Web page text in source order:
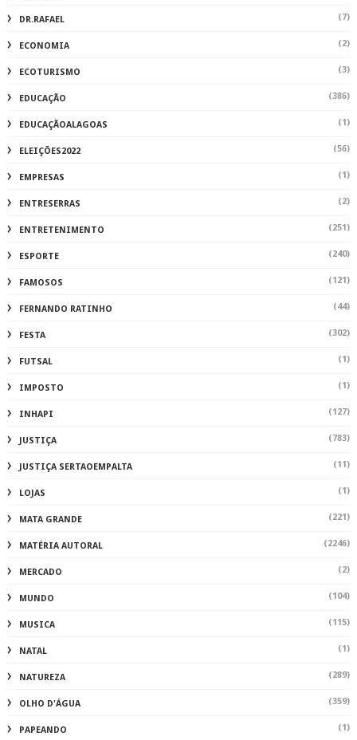
DR.RAFAEL (7)
ECONOMIA (2)
ECOTURISMO (3)
EDUCAÇÃO (386)
EDUCAÇÃOALAGOAS (1)
ELEIÇÕES2022 (56)
EMPRESAS (1)
ENTRESERRAS (2)
ENTRETENIMENTO (251)
ESPORTE (240)
FAMOSOS (121)
FERNANDO RATINHO (44)
FESTA (302)
FUTSAL (1)
IMPOSTO (1)
INHAPI (127)
JUSTIÇA (783)
JUSTIÇA SERTAOEMPALTA (11)
LOJAS (1)
MATA GRANDE (221)
MATÉRIA AUTORAL (2246)
MERCADO (2)
MUNDO (104)
MUSICA (115)
NATAL (1)
NATUREZA (289)
OLHO D'ÁGUA (359)
PAPEANDO (1)